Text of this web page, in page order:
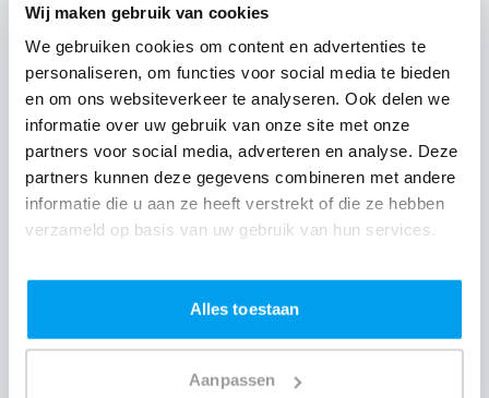
Wij maken gebruik van cookies
We gebruiken cookies om content en advertenties te
personaliseren, om functies voor social media te bieden
en om ons websiteverkeer te analyseren. Ook delen we
informatie over uw gebruik van onze site met onze
partners voor social media, adverteren en analyse. Deze
partners kunnen deze gegevens combineren met andere
informatie die u aan ze heeft verstrekt of die ze hebben
verzameld op basis van uw gebruik van hun services.
Alles toestaan
Aanpassen
De Postwagen,Tolbert